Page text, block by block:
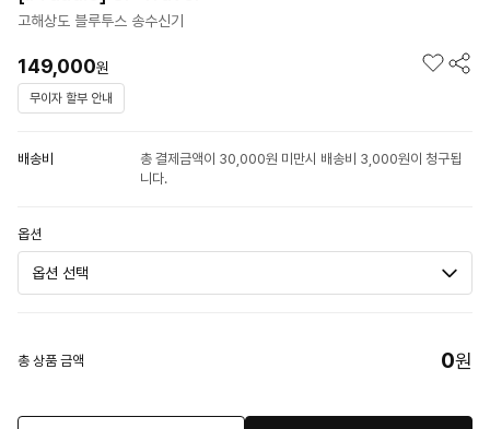
고해상도 블루투스 송수신기
149,000원
무이자 할부 안내
배송비
총 결제금액이 30,000원 미만시 배송비 3,000원이 청구됩
니다.
옵션
총 상품 금액 0원